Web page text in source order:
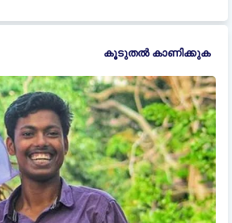
കൂടുതൽ‍ കാണിക്കുക